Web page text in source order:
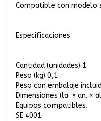
Compatible con modelo
Especificaciones
Cantidad (unidades) 1
Peso (kg) 0,1
Peso con embalaje
Dimensiones (la. × an. ×
Equipos compatibles.
SE 4001